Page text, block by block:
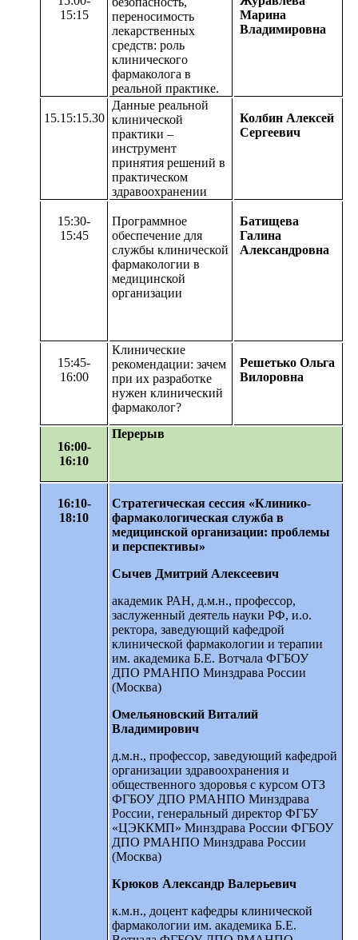
15:15
переносимость
лекарственных
средств: роль
клинического
фармаколога в
реальной практике.
Марина
Владимировна
15.15:15.30
Данные реальной
клинической
практики –
инструмент
принятия решений в
практическом
здравоохранении
Колбин Алексей
Сергеевич
15:30-
15:45
Программное
обеспечение для
службы клинической
фармакологии в
медицинской
организации
Батищева
Галина
Александровна
15:45-
16:00
Клинические
рекомендации: зачем
при их разработке
нужен клинический
фармаколог?
Решетько Ольга
Вилоровна
16:00-
16:10
Перерыв
16:10-
18:10
Стратегическая сессия «Клинико-
фармакологическая служба в
медицинской организации: проблемы
и перспективы»
Сычев Дмитрий Алексеевич
академик РАН, д.м.н., профессор,
заслуженный деятель науки РФ, и.о.
ректора, заведующий кафедрой
клинической фармакологии и терапии
им. академика Б.Е. Вотчала ФГБОУ
ДПО РМАНПО Минздрава России
(Москва)
Омельяновский Виталий
Владимирович
д.м.н., профессор, заведующий кафедрой
организации здравоохранения и
общественного здоровья с курсом ОТЗ
ФГБОУ ДПО РМАНПО Минздрава
России, генеральный директор ФГБУ
«ЦЭККМП» Минздрава России ФГБОУ
ДПО РМАНПО Минздрава России
(Москва)
Крюков Александр Валерьевич
к.м.н., доцент кафедры клинической
фармакологии им. академика Б.Е.